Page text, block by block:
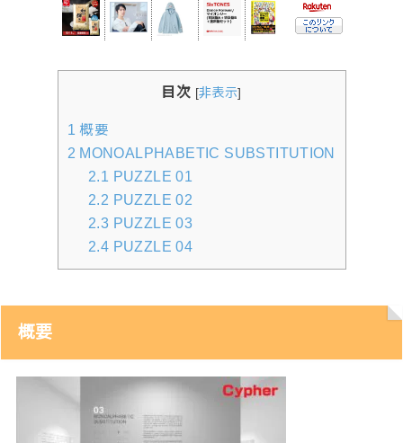
目次 [非表示]
1 概要
2 MONOALPHABETIC SUBSTITUTION
2.1 PUZZLE 01
2.2 PUZZLE 02
2.3 PUZZLE 03
2.4 PUZZLE 04
概要